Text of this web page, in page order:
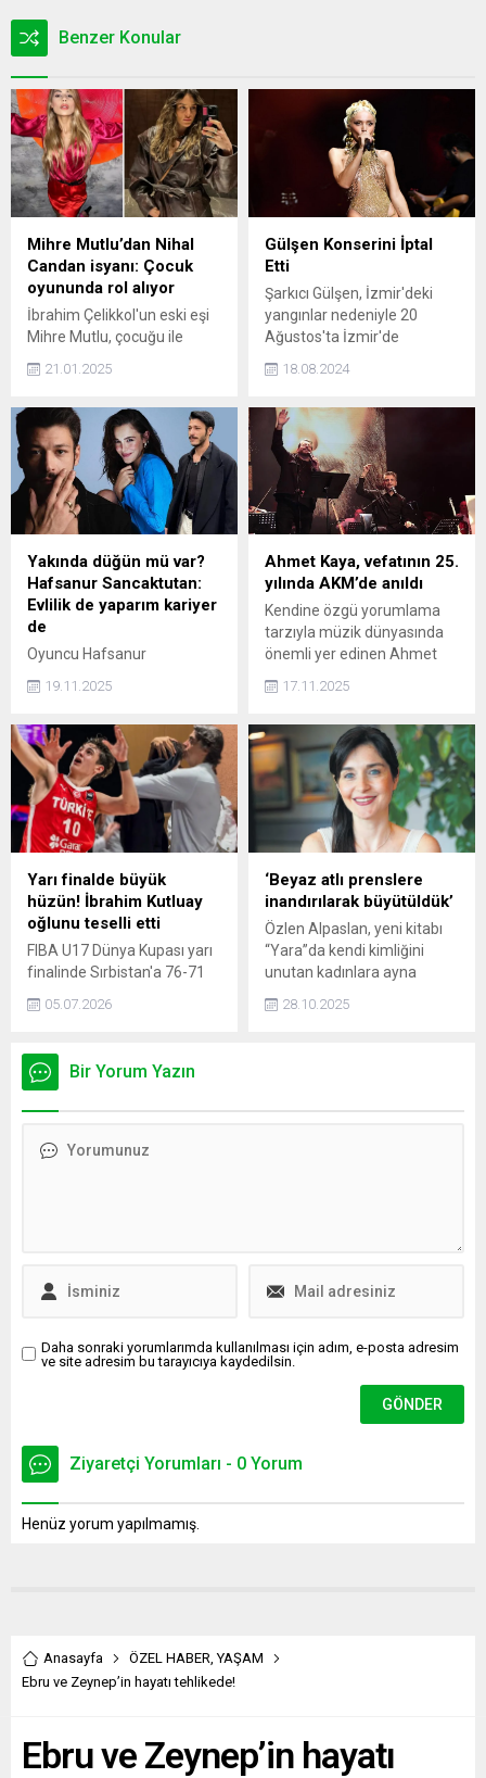
Benzer Konular
Mihre Mutlu’dan Nihal
Candan isyanı: Çocuk
oyununda rol alıyor
İbrahim Çelikkol'un eski eşi
Mihre Mutlu, çocuğu ile
Çikolata Fabrikası' adlı
Candan'ın rol aldığını
görünce hayal kırıklığı
yaşadığını söyledi.
21.01.2025
Gülşen Konserini İptal
Etti
Şarkıcı Gülşen, İzmir'deki
yangınlar nedeniyle 20
Ağustos'ta İzmir'de
ettiğini duyurdu. Ünlü
dualarım İzmir halkı ve o
topraklarda yaşayan tüm
canlılarımız ile" ifadelerini
kullanarak, bu zor dönemde
İzmir'e destek olduğunu
belirtti. Gülşen, iptal edilen
konserin yerine yeni bir tarih
belirlediğini de açıkladı.
18.08.2024
Yakında düğün mü var?
Hafsanur Sancaktutan:
Evlilik de yaparım kariyer
de
Oyuncu Hafsanur
sevgilisi Kubilay Aka'nın aşkı
Ünlü isim, evlilikle ilgili
açıklamalarda bulundu.
19.11.2025
Ahmet Kaya, vefatının 25.
yılında AKM’de anıldı
Kendine özgü yorumlama
tarzıyla müzik dünyasında
önemli yer edinen Ahmet
Atatürk Kültür Merkezi
düzenlenen Ahmet Abi'min
Şarkıları - Anılar, İzler ve
Hasret konseriyle anıldı.
17.11.2025
Yarı finalde büyük
hüzün! İbrahim Kutluay
oğlunu teselli etti
FIBA U17 Dünya Kupası yarı
finalinde Sırbistan'a 76-71
kaçıran U17 Milli Takımı'nda
yaşadı. Maçı tribünden
izleyen babası İbrahim
Baba-oğulun duygu dolu
05.07.2026
‘Beyaz atlı prenslere
inandırılarak büyütüldük’
Özlen Alpaslan, yeni kitabı
“Yara”da kendi kimliğini
unutan kadınlara ayna
kadınların beyaz rengin
28.10.2025
Bir Yorum Yazın
Daha sonraki yorumlarımda kullanılması için adım, e-posta adresim
ve site adresim bu tarayıcıya kaydedilsin.
Ziyaretçi Yorumları - 0 Yorum
Henüz yorum yapılmamış.
Anasayfa ÖZEL HABER ,YAŞAM
Ebru ve Zeynep’in hayatı tehlikede!
Ebru ve Zeynep’in hayatı